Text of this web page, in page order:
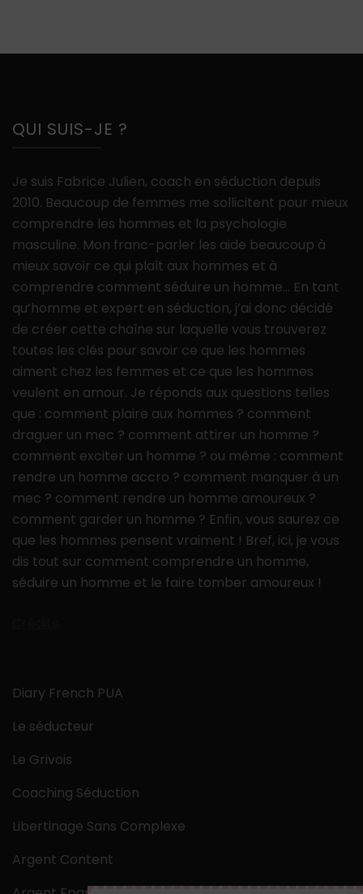
QUI SUIS-JE ?
Je suis Fabrice Julien, coach en séduction depuis
2010. Beaucoup de femmes me sollicitent pour mieux
comprendre les hommes et la psychologie
masculine. Mon franc-parler les aide beaucoup à
mieux savoir ce qui plaît aux hommes et à
comprendre comment séduire un homme… En tant
qu’homme et expert en séduction, j’ai donc décidé
de créer cette chaîne sur laquelle vous trouverez
toutes les clés pour savoir ce que les hommes
aiment chez les femmes et ce que les hommes
veulent en amour. Je réponds aux questions telles
que : comment plaire aux hommes ? comment
draguer un mec ? comment attirer un homme ?
comment exciter un homme ? ou même : comment
rendre un homme accro ? comment manquer à un
mec ? comment rendre un homme amoureux ?
comment garder un homme ? Enfin, vous saurez ce
que les hommes pensent vraiment ! Bref, ici, je vous
dis tout sur comment comprendre un homme,
séduire un homme et le faire tomber amoureux !
Diary French PUA
Le séducteur
Le Grivois
Coaching Séduction
Libertinage Sans Complexe
Argent Content